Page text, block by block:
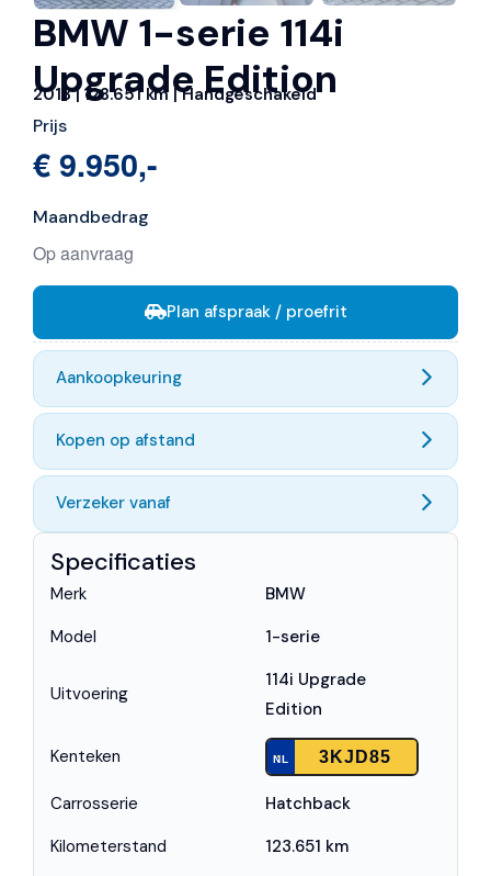
BMW 1-serie 114i
Upgrade Edition
2013 | 123.651 km | Handgeschakeld
Prijs
€ 9.950,-
Maandbedrag
Op aanvraag
Plan afspraak / proefrit
Aankoopkeuring
Kopen op afstand
Verzeker vanaf
Specificaties
Merk
BMW
Model
1-serie
Uitvoering
114i Upgrade
Edition
Kenteken 3KJD85
Carrosserie
Hatchback
Kilometerstand
123.651 km